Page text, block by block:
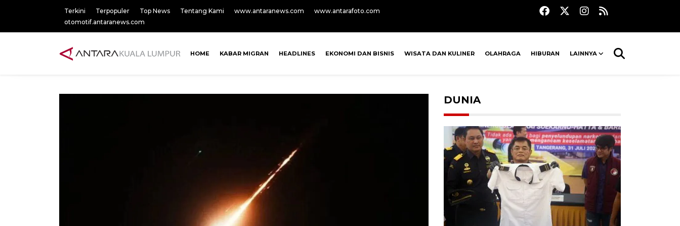
Terkini Terpopuler Top News Tentang Kami www.antaranews.com
www.antarafoto.com
otomotif.antaranews.com
HOME KABAR MIGRAN HEADLINES EKONOMI DAN BISNIS WISATA DAN KULINER OLAHRAGA HIBURAN LAINNYA
DUNIA